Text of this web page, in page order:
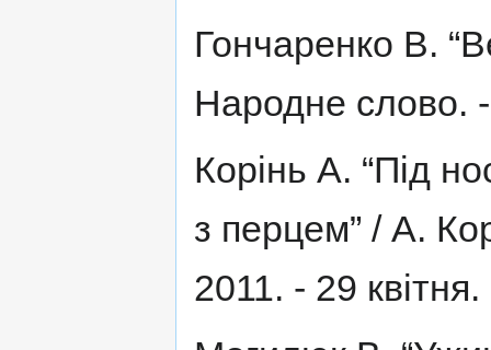
Гончаренко В.
Народне слово.
Корінь А. “Під
з перцем” / А.
2011. - 29